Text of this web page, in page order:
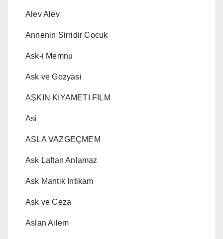
Alev Alev
Annenin Sirridir Cocuk
Ask-i Memnu
Ask ve Gozyasi
AŞKIN KIYAMETI FILM
Asi
ASLA VAZGEÇMEM
Ask Laftan Anlamaz
Ask Mantik Intikam
Ask ve Ceza
Aslan Ailem